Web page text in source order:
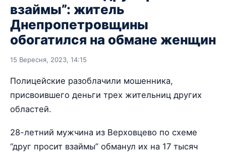
взаймы”: житель
Днепропетровщины
обогатился на обмане женщин
15 Вересня, 2023, 14:15
Полицейские разоблачили мошенника,
присвоившего деньги трех жительниц других
областей.
28-летний мужчина из Верховцево по схеме
“друг просит взаймы” обманул их на 17 тысяч